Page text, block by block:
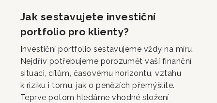
Jak sestavujete investiční
portfolio pro klienty?
Investiční portfolio sestavujeme vždy na míru.
Nejdřív potřebujeme porozumět vaší finanční
situaci, cílům, časovému horizontu, vztahu
k riziku i tomu, jak o penězích přemýšlíte.
Teprve potom hledáme vhodné složení